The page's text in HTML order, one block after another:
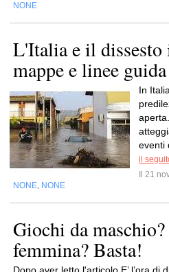
NONE
L'Italia e il
mappe e linee guida
In
eventi
il
Il 21
NONE NONE
Giochi da
femmina? Basta!